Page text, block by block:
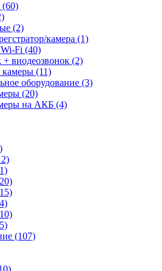
(60)
(2)
камера (1)
Fi (40)
+ виодеозвонок (2)
камеры (11)
оборудование (3)
(20)
на АКБ (4)
(107)